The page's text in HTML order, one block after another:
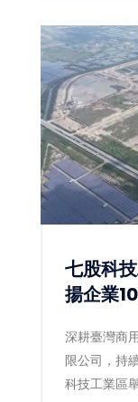
思維，成功
計的公共工
獎」一舉榮
嘉義市推動
專業評審一
七股科
揚企業
深耕臺灣商
限公司，持
科技工業區